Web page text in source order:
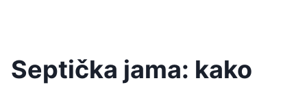
Septička jama: kako